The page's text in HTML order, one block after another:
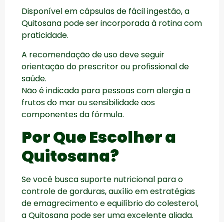
Disponível em cápsulas de fácil ingestão, a
Quitosana pode ser incorporada à rotina com
praticidade.
A recomendação de uso deve seguir
orientação do prescritor ou profissional de
saúde.
Não é indicada para pessoas com alergia a
frutos do mar ou sensibilidade aos
componentes da fórmula.
Por Que Escolher a
Quitosana?
Se você busca suporte nutricional para o
controle de gorduras, auxílio em estratégias
de emagrecimento e equilíbrio do colesterol,
a Quitosana pode ser uma excelente aliada.